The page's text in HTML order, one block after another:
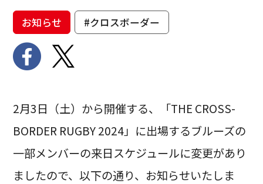
お知らせ #クロスボーダー
2月3日（土）から開催する、「THE CROSS-
BORDER RUGBY 2024」に出場するブルーズの
一部メンバーの来日スケジュールに変更があり
ましたので、以下の通り、お知らせいたしま